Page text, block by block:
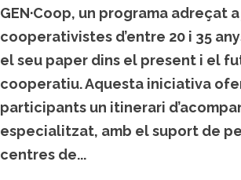
GEN·Coop, un programa adreçat
cooperativistes d’entre 20 i 35
el seu paper dins el present i el
cooperatiu. Aquesta iniciativa
participants un itinerari
especialitzat, amb el suport de
centres de...